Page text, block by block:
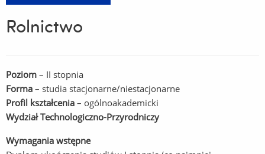
Rolnictwo
Poziom – II stopnia
Forma – studia stacjonarne/niestacjonarne
Profil kształcenia – ogólnoakademicki
Wydział Technologiczno-Przyrodniczy
Wymagania wstępne